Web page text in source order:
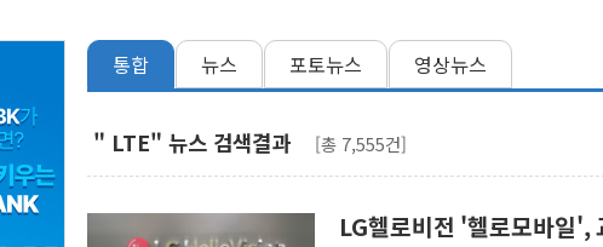
통합 뉴스 포토뉴스 영상뉴스
" LTE" 뉴스 검색결과 [총 7,555건]
LG헬로비전 '헬로모바일',